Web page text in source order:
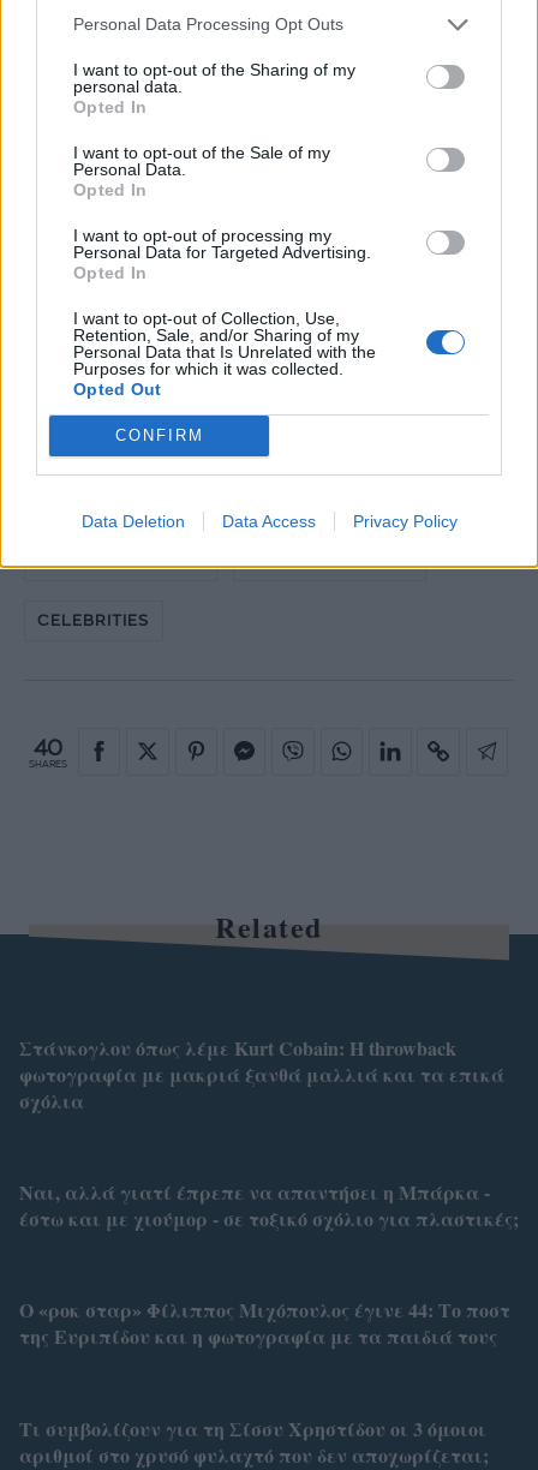
Personal Data Processing Opt Outs
I want to opt-out of the Sharing of my
personal data.
Opted In
I want to opt-out of the Sale of my
Personal Data.
Opted In
I want to opt-out of processing my
Personal Data for Targeted Advertising.
Opted In
I want to opt-out of Collection, Use,
Retention, Sale, and/or Sharing of my
Personal Data that Is Unrelated with the
Purposes for which it was collected.
Opted Out
CONFIRM
Data Deletion Data Access Privacy Policy
01
CELEBRITIES
40
SHARES
Related
Στάνκογλου όπως λέμε Kurt Cobain: H throwback
φωτογραφία με μακριά ξανθά μαλλιά και τα επικά
σχόλια
Ναι, αλλά γιατί έπρεπε να απαντήσει η Μπάρκα -
έστω και με χιούμορ - σε τοξικό σχόλιο για πλαστικές;
Ο «ροκ σταρ» Φίλιππος Μιχόπουλος έγινε 44: Το ποστ
της Ευριπίδου και η φωτογραφία με τα παιδιά τους
Τι συμβολίζουν για τη Σίσσυ Χρηστίδου οι 3 όμοιοι
αριθμοί στο χρυσό φυλαχτό που δεν αποχωρίζεται;